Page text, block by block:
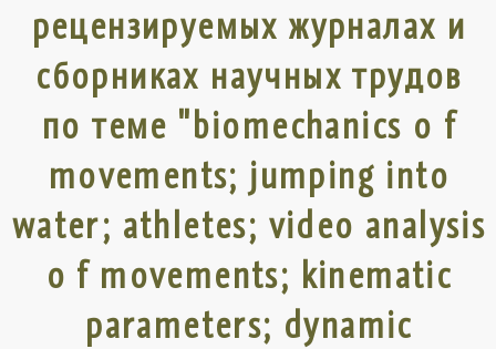
рецензируемых журналах и
сборниках научных трудов
по теме "biomechanics o f
movements; jumping into
water; athletes; video analysis
o f movements; kinematic
parameters; dynamic